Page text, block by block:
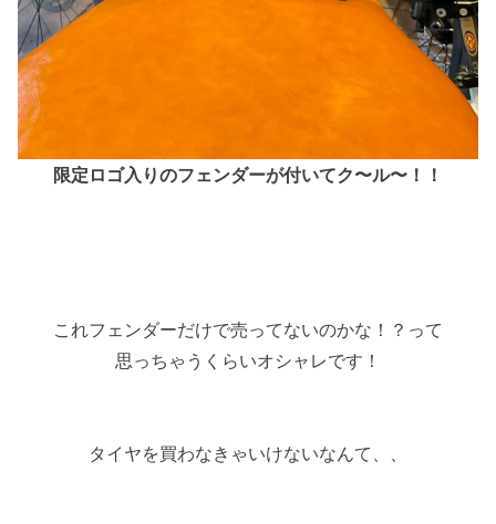
限定ロゴ入りのフェンダーが付いてク〜ル〜！！
これフェンダーだけで売ってないのかな！？って
思っちゃうくらいオシャレです！
タイヤを買わなきゃいけないなんて、、